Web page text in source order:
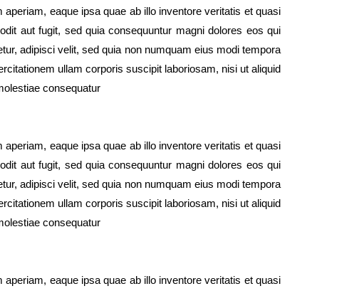
eaque ipsa quae ab illo inventore veritatis et quasi
aut fugit, sed quia consequuntur magni dolores eos qui
adipisci velit, sed quia non numquam eius modi tempora
ullam corporis suscipit laboriosam, nisi ut aliquid
consequatur
eaque ipsa quae ab illo inventore veritatis et quasi
aut fugit, sed quia consequuntur magni dolores eos qui
adipisci velit, sed quia non numquam eius modi tempora
ullam corporis suscipit laboriosam, nisi ut aliquid
consequatur
eaque ipsa quae ab illo inventore veritatis et quasi